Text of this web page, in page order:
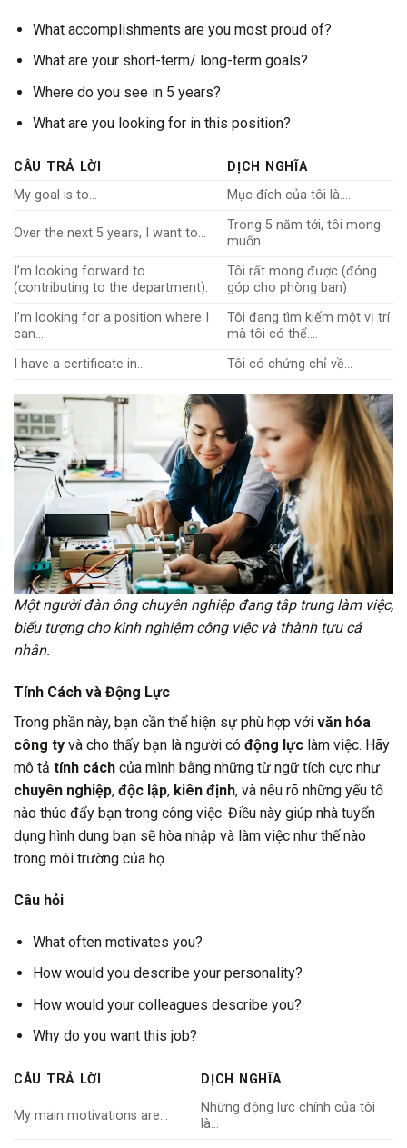
What accomplishments are you most proud of?
What are your short-term/ long-term goals?
Where do you see in 5 years?
What are you looking for in this position?
CÂU TRẢ LỜI
DỊCH NGHĨA
My goal is to…
Mục đích của tôi là….
Over the next 5 years, I want to…
Trong 5 năm tới, tôi mong
muốn…
I’m looking forward to
(contributing to the department).
Tôi rất mong được (đóng
góp cho phòng ban)
I’m looking for a position where I
can….
Tôi đang tìm kiếm một vị trí
mà tôi có thể….
I have a certificate in…
Tôi có chứng chỉ về…
Một người đàn ông chuyên nghiệp đang tập trung làm việc,
biểu tượng cho kinh nghiệm công việc và thành tựu cá
nhân.
Tính Cách và Động Lực
Trong phần này, bạn cần thể hiện sự phù hợp với văn hóa
công ty và cho thấy bạn là người có động lực làm việc. Hãy
mô tả tính cách của mình bằng những từ ngữ tích cực như
chuyên nghiệp, độc lập, kiên định, và nêu rõ những yếu tố
nào thúc đẩy bạn trong công việc. Điều này giúp nhà tuyển
dụng hình dung bạn sẽ hòa nhập và làm việc như thế nào
trong môi trường của họ.
Câu hỏi
What often motivates you?
How would you describe your personality?
How would your colleagues describe you?
Why do you want this job?
CÂU TRẢ LỜI DỊCH NGHĨA
My main motivations are…
Những động lực chính của tôi
là…